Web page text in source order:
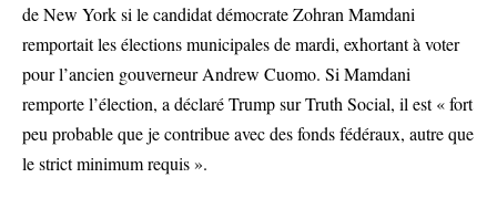
de New York si le candidat démocrate Zohran Mamdani
remportait les élections municipales de mardi, exhortant à voter
pour l’ancien gouverneur Andrew Cuomo. Si Mamdani
remporte l’élection, a déclaré Trump sur Truth Social, il est « fort
peu probable que je contribue avec des fonds fédéraux, autre que
le strict minimum requis ».